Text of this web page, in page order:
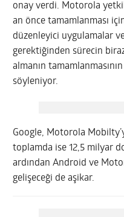
onay verdi. Motorola
an önce tamamlanması
düzenleyici uygulamalar
gerektiğinden sürecin
almanın
söyleniyor.
Google, Motorola
toplamda ise 12,5 milyar
ardından Android ve
gelişeceği de aşikar.